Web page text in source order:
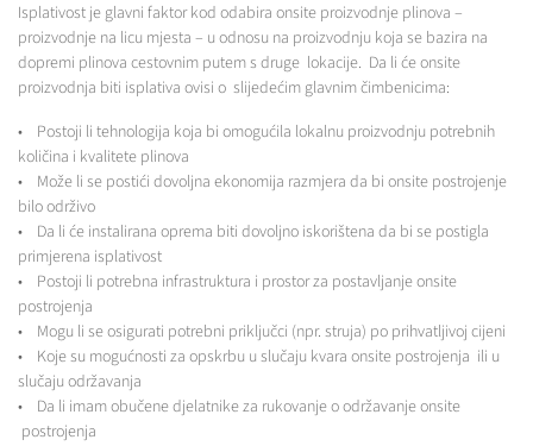
Isplativost je glavni faktor kod odabira onsite proizvodnje plinova –
proizvodnje na licu mjesta – u odnosu na proizvodnju koja se bazira na
dopremi plinova cestovnim putem s druge lokacije. Da li će onsite
proizvodnja biti isplativa ovisi o slijedećim glavnim čimbenicima:
• Postoji li tehnologija koja bi omogućila lokalnu proizvodnju potrebnih
količina i kvalitete plinova
• Može li se postići dovoljna ekonomija razmjera da bi onsite postrojenje
bilo održivo
• Da li će instalirana oprema biti dovoljno iskorištena da bi se postigla
primjerena isplativost
• Postoji li potrebna infrastruktura i prostor za postavljanje onsite
postrojenja
• Mogu li se osigurati potrebni priključci (npr. struja) po prihvatljivoj cijeni
• Koje su mogućnosti za opskrbu u slučaju kvara onsite postrojenja ili u
slučaju održavanja
• Da li imam obučene djelatnike za rukovanje o održavanje onsite
postrojenja